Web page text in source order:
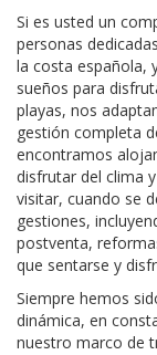
Si es usted un
personas
la costa española,
sueños para
playas, nos
gestión completa
encontramos
disfrutar del clima
visitar, cuando se
gestiones,
postventa,
que sentarse y
Siempre hemos
dinámica, en
nuestro marco de